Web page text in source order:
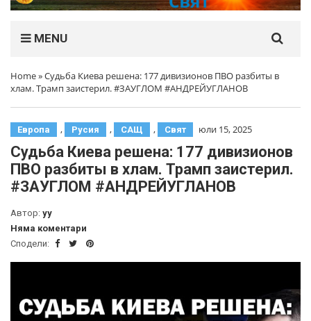
MENU
Home»Судьба Киева решена: 177 дивизионов ПВО разбиты в
хлам. Трамп заистерил. #ЗАУГЛОМ #АНДРЕЙУГЛАНОВ
Европа , Русия , САЩ , Свят юли 15, 2025
Судьба Киева решена: 177 дивизионов
ПВО разбиты в хлам. Трамп заистерил.
#ЗАУГЛОМ #АНДРЕЙУГЛАНОВ
Автор: yy
Няма коментари
Сподели: